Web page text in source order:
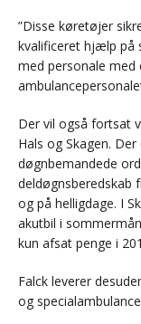
”Disse køretøjer
kvalificeret hjælp på
med personale med
Der vil også fortsat
Hals og Skagen.
døgnbemandede
deldøgnsberedskab
og på helligdage. I
akutbil i
kun afsat penge i
Falck leverer
og